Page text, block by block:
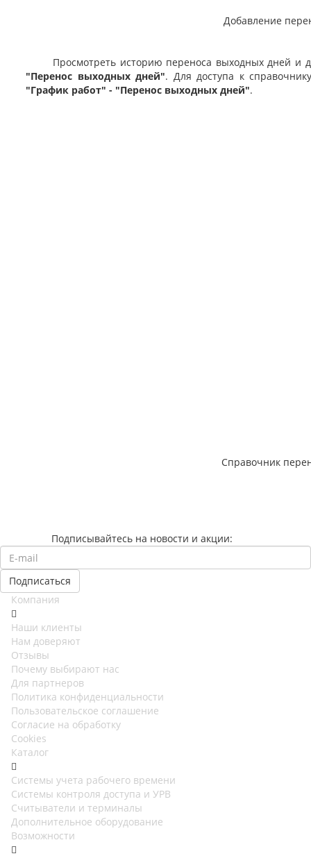
Добавление
Просмотреть историю переноса выходных дней и
"Перенос выходных дней". Для доступа к
"График работ" - "Перенос выходных дней".
Справочник
Подписывайтесь на новости и акции:
Компания
Наши клиенты
Нам доверяют
Отзывы
Почему выбирают нас
Для партнеров
Политика конфиденциальности
Пользовательское соглашение
Согласие на обработку
Cookies
Каталог
Cистемы учета рабочего времени
Системы контроля доступа и УРВ
Считыватели и терминалы
Дополнительное оборудование
Возможности